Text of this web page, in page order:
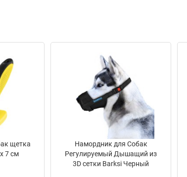
Mesh, делает его одним из
владельцев, производимых
карабина для удержания
дороги,
другим собакам, для
которое обеспечивает
щетка
7 см
Намордник для Собак
Регулируемый Дышащий из
3D сетки Barksi Черный